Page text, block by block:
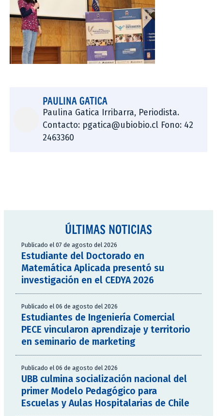
PAULINA GATICA
Paulina Gatica Irribarra, Periodista.
Contacto: pgatica@ubiobio.cl Fono: 42
2463360
ÚLTIMAS NOTICIAS
Publicado el 07 de agosto del 2026
Estudiante del Doctorado en
Matemática Aplicada presentó su
investigación en el CEDYA 2026
Publicado el 06 de agosto del 2026
Estudiantes de Ingeniería Comercial
PECE vincularon aprendizaje y territorio
en seminario de marketing
Publicado el 06 de agosto del 2026
UBB culmina socialización nacional del
primer Modelo Pedagógico para
Escuelas y Aulas Hospitalarias de Chile